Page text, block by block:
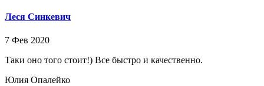
Леся Синкевич
7 Фев 2020
Таки оно того стоит!) Все быстро и качественно.
Юлия Опалейко